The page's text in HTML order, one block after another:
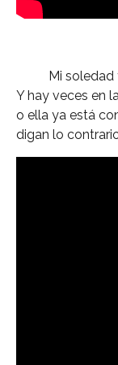
Mi
Y hay veces en
o ella ya está
digan lo